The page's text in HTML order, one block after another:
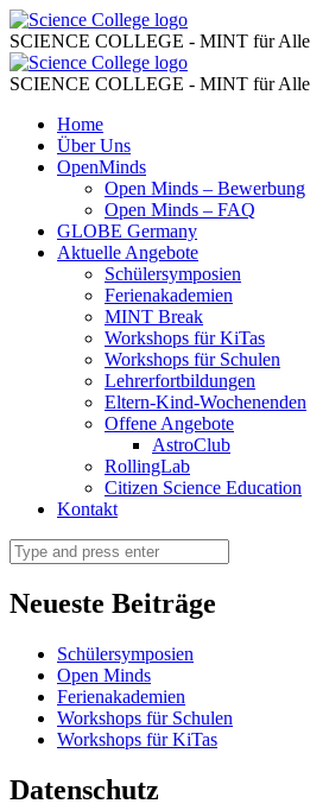
Eltern-
Kind-
Wochenenden
Science
College
Science
College
SCIENCE COLLEGE - MINT für Alle
Eltern-
Kind-
Wochenenden
Science
College
Science
College
SCIENCE COLLEGE - MINT für Alle
Skip
content
Home
Über Uns
OpenMinds
Open Minds – Bewerbung
Open Minds – FAQ
GLOBE Germany
Aktuelle Angebote
Schülersymposien
Ferienakademien
MINT Break
Workshops für KiTas
Workshops für Schulen
Lehrerfortbildungen
Eltern-Kind-Wochenenden
Offene Angebote
AstroClub
RollingLab
Citizen Science Education
Kontakt
Search
Neueste Beiträge
Schülersymposien
Open Minds
Ferienakademien
Workshops für Schulen
Workshops für KiTas
Datenschutz